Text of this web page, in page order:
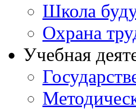
Школа
Охрана
Учебная